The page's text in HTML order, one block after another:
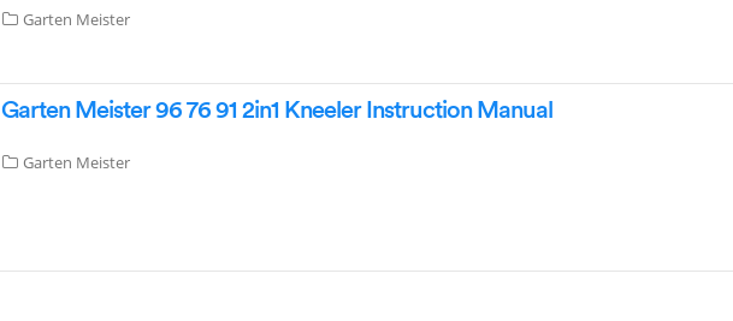
Garten Meister
Garten Meister 96 76 91 2in1 Kneeler Instruction Manual
Garten Meister